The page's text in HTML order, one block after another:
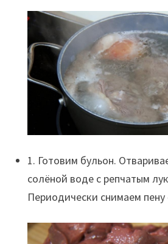
1. Готовим бульон.
солёной воде с репчатым
Периодически снимаем пену